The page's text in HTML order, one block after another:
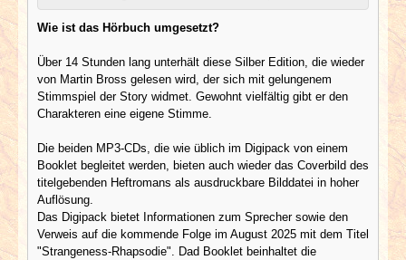
Wie ist das Hörbuch umgesetzt?
Über 14 Stunden lang unterhält diese Silber Edition, die wieder
von Martin Bross gelesen wird, der sich mit gelungenem
Stimmspiel der Story widmet. Gewohnt vielfältig gibt er den
Charakteren eine eigene Stimme.
Die beiden MP3-CDs, die wie üblich im Digipack von einem
Booklet begleitet werden, bieten auch wieder das Coverbild des
titelgebenden Heftromans als ausdruckbare Bilddatei in hoher
Auflösung.
Das Digipack bietet Informationen zum Sprecher sowie den
Verweis auf die kommende Folge im August 2025 mit dem Titel
"Strangeness-Rhapsodie". Dad Booklet beinhaltet die